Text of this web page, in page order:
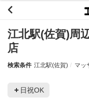
江北駅(佐賀)周
店
検索条件 江北駅(佐賀) マッ
日祝OK